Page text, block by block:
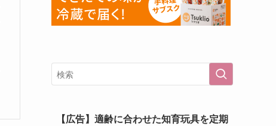
【広告】適齢に合わせた知育玩具を定期